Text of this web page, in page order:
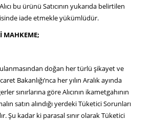
bu ürünü Satıcının yukarıda belirtilen
iade etmekle yükümlüdür.
MAHKEME;
doğan her türlü şikayet ve
Bakanlığı’nca her yılın Aralık ayında
sınırlarına göre Alıcının ikametgahının
satın alındığı yerdeki Tüketici Sorunları
Şu kadar ki parasal sınır olarak Tüketici